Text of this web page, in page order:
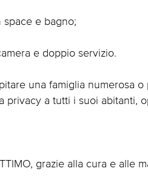
e bagno;
e doppio servizio.
una famiglia numerosa
privacy a tutti i suoi abitanti,
grazie alla cura e alle